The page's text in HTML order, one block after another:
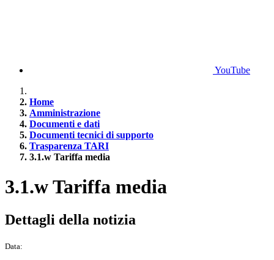
YouTube
Home
Amministrazione
Documenti e dati
Documenti tecnici di supporto
Trasparenza TARI
3.1.w Tariffa media
3.1.w Tariffa media
Dettagli della notizia
Data: